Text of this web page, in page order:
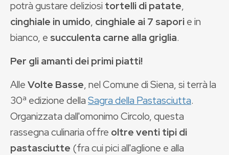
potrà gustare deliziosi tortelli di patate,
cinghiale in umido, cinghiale ai 7 saporie in
bianco, e succulenta carne alla griglia.
Per gli amanti dei primi piatti!
AlleVolte Basse, nel Comune di Siena, si terrà la
30ª edizione dellaSagra della Pastasciutta.
Organizzata dall'omonimo Circolo, questa
rassegna culinaria offre oltre venti tipi di
pastasciutte (fra cui pici all'aglione e alla